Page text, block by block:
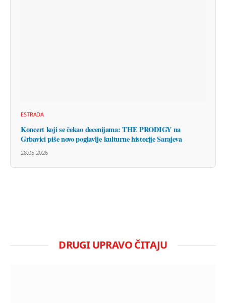
ESTRADA
Koncert koji se čekao decenijama: THE PRODIGY na
Grbavici piše novo poglavlje kulturne historije Sarajeva
28.05.2026
DRUGI UPRAVO ČITAJU